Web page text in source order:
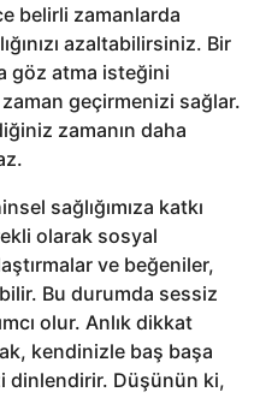
belirli zamanlarda
azaltabilirsiniz. Bir
göz atma isteğini
geçirmenizi sağlar.
zamanın daha
sağlığımıza katkı
olarak sosyal
ve beğeniler,
Bu durumda sessiz
olur. Anlık dikkat
kendinizle baş başa
dinlendirir. Düşünün ki,